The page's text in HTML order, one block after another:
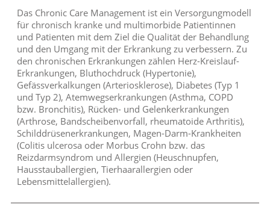
Das Chronic Care Management ist ein Versorgungmodell
für chronisch kranke und multimorbide Patientinnen
und Patienten mit dem Ziel die Qualität der Behandlung
und den Umgang mit der Erkrankung zu verbessern. Zu
den chronischen Erkrankungen zählen Herz-Kreislauf-
Erkrankungen, Bluthochdruck (Hypertonie),
Gefässverkalkungen (Arteriosklerose), Diabetes (Typ 1
und Typ 2), Atemwegserkrankungen (Asthma, COPD
bzw. Bronchitis), Rücken- und Gelenkerkrankungen
(Arthrose, Bandscheibenvorfall, rheumatoide Arthritis),
Schilddrüsenerkrankungen, Magen-Darm-Krankheiten
(Colitis ulcerosa oder Morbus Crohn bzw. das
Reizdarmsyndrom und Allergien (Heuschnupfen,
Hausstauballergien, Tierhaarallergien oder
Lebensmittelallergien).